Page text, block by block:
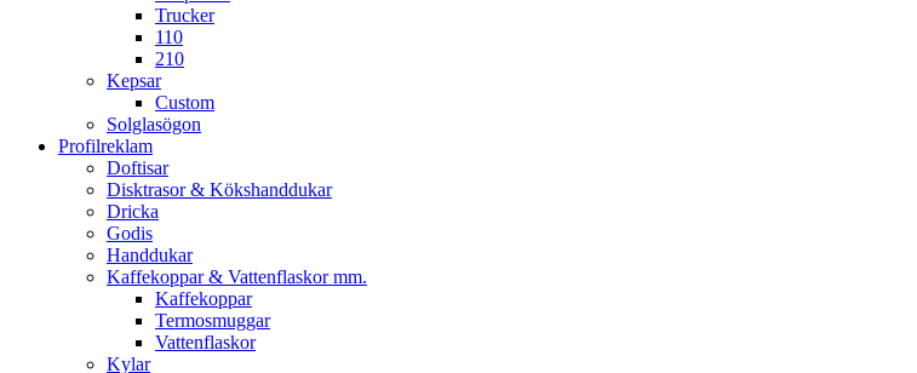
Trucker
110
210
Kepsar
Custom
Solglasögon
Profilreklam
Doftisar
Disktrasor & Kökshanddukar
Dricka
Godis
Handdukar
Kaffekoppar & Vattenflaskor mm.
Kaffekoppar
Termosmuggar
Vattenflaskor
Kylar